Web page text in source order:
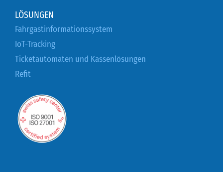
LÖSUNGEN
Fahrgastinformationssystem
IoT-Tracking
Ticketautomaten und Kassenlösungen
Refit